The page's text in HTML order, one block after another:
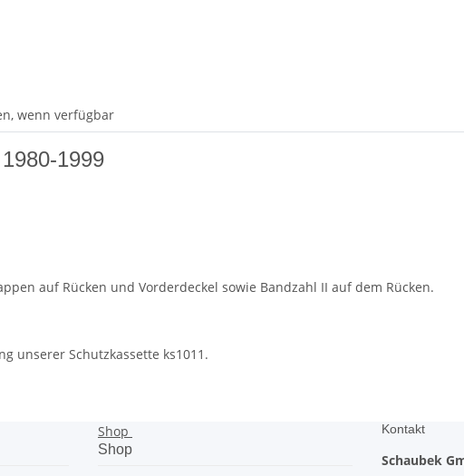
wenn verfügbar
1999
auf Rücken und Vorderdeckel sowie Bandzahl II auf dem Rücken.
unserer Schutzkassette ks1011.
Shop
Shop
Kontakt
Schaubek